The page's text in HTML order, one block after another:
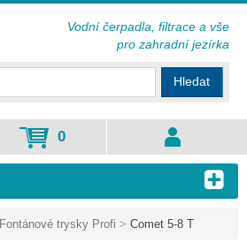
Fontánové trysky Profi > Comet 5-8 T
Hledat
0
Vodní čerpadla, filtrace a vše
pro zahradní jezírka